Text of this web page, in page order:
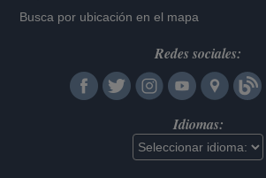
Busca por ubicación en el mapa
Redes sociales:
Idiomas: